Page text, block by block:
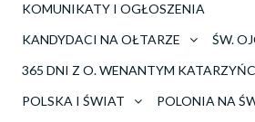
KOMUNIKATY I OGŁOSZENIA
KANDYDACI NA OŁTARZE
ŚW.
365 DNI Z O. WENANTYM
POLSKA I ŚWIAT
POLONIA NA